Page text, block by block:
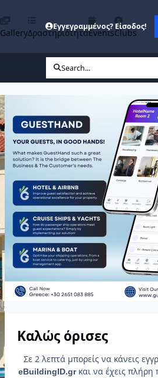
GalleryΔραστηριότηταEventsClubs
Εγγεγραμμένος? Είσοδος!
Search...
Καλώς όρισες
Σε 2 λεπτά μπορείς να κάνεις
eBuildingID.gr και να έχεις